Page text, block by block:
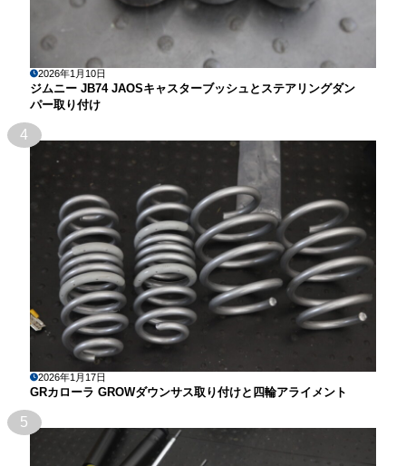
2026年1月10日
ジムニー JB74 JAOSキャスターブッシュとステアリングダン
パー取り付け
4
2026年1月17日
GRカローラ GROWダウンサス取り付けと四輪アライメント
5